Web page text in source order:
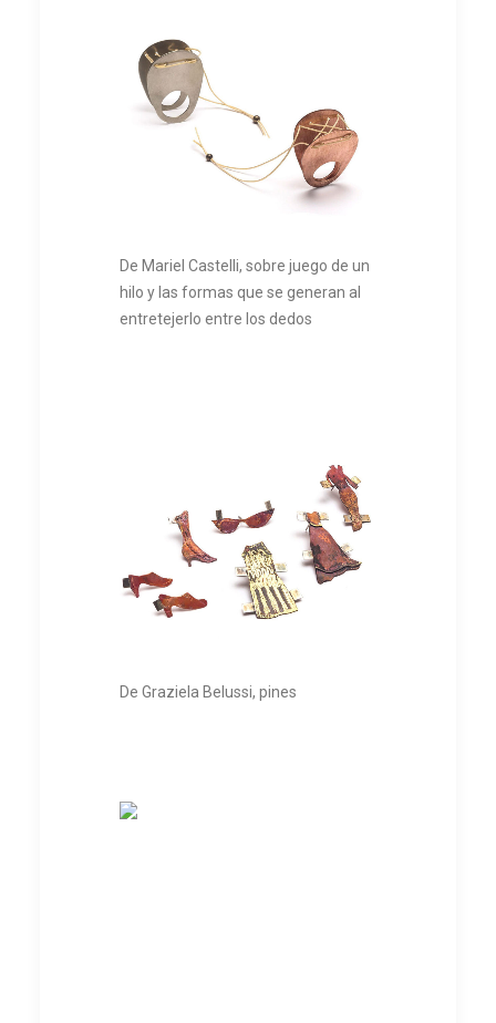
De Mariel Castelli, sobre juego de un
hilo y las formas que se generan al
entretejerlo entre los dedos
De Graziela Belussi, pines